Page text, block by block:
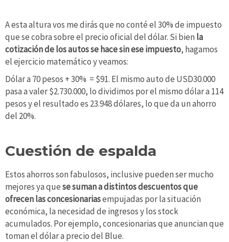
A esta altura vos me dirás que no conté el 30% de impuesto
que se cobra sobre el precio oficial del dólar. Si bien la
cotización de los autos se hace sin ese impuesto, hagamos
el ejercicio matemático y veamos:
Dólar a 70 pesos + 30% = $91. El mismo auto de USD30.000
pasa a valer $2.730.000, lo dividimos por el mismo dólar a 114
pesos y el resultado es 23.948 dólares, lo que da un ahorro
del 20%.
Cuestión de espalda
Estos ahorros son fabulosos, inclusive pueden ser mucho
mejores ya quese suman a distintos descuentos que
ofrecen las concesionariasempujadas por la situación
económica, la necesidad de ingresos y los stock
acumulados. Por ejemplo, concesionarias que anuncian que
toman el dólar a precio del Blue.